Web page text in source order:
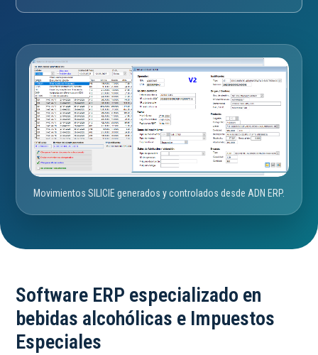
Movimientos SILICIE generados y controlados desde ADN ERP.
Software ERP especializado en
bebidas alcohólicas e Impuestos
Especiales